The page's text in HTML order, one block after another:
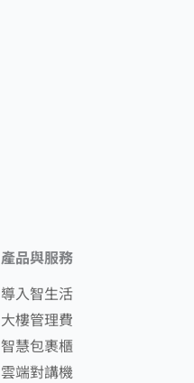
產品與服務
導入智生活
大樓管理費
智慧包裹櫃
雲端對講機